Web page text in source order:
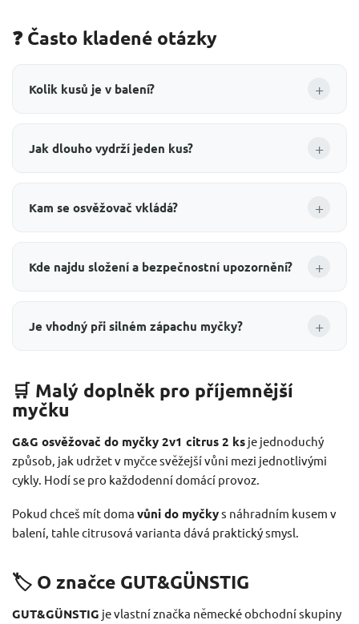
❓ Často kladené otázky
Kolik kusů je v balení? +
Jak dlouho vydrží jeden kus? +
Kam se osvěžovač vkládá? +
Kde najdu složení a bezpečnostní upozornění? +
Je vhodný při silném zápachu myčky? +
🛒 Malý doplněk pro příjemnější
myčku
G&G osvěžovač do myčky 2v1 citrus 2 ks je jednoduchý
způsob, jak udržet v myčce svěžejší vůni mezi jednotlivými
cykly. Hodí se pro každodenní domácí provoz.
Pokud chceš mít doma vůni do myčkys náhradním kusem v
balení, tahle citrusová varianta dává praktický smysl.
🏷️ O značce GUT&GÜNSTIG
GUT&GÜNSTIG je vlastní značka německé obchodní skupiny